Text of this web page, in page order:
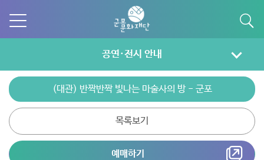
공연·전시 안내
(대관) 반짝반짝 빛나는 마술사의 방 - 군포
목록보기
예매하기